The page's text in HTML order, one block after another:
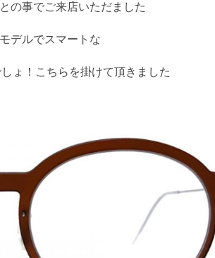
の事でご来店いただました
デルでスマートな
ょ！こちらを掛けて頂きました